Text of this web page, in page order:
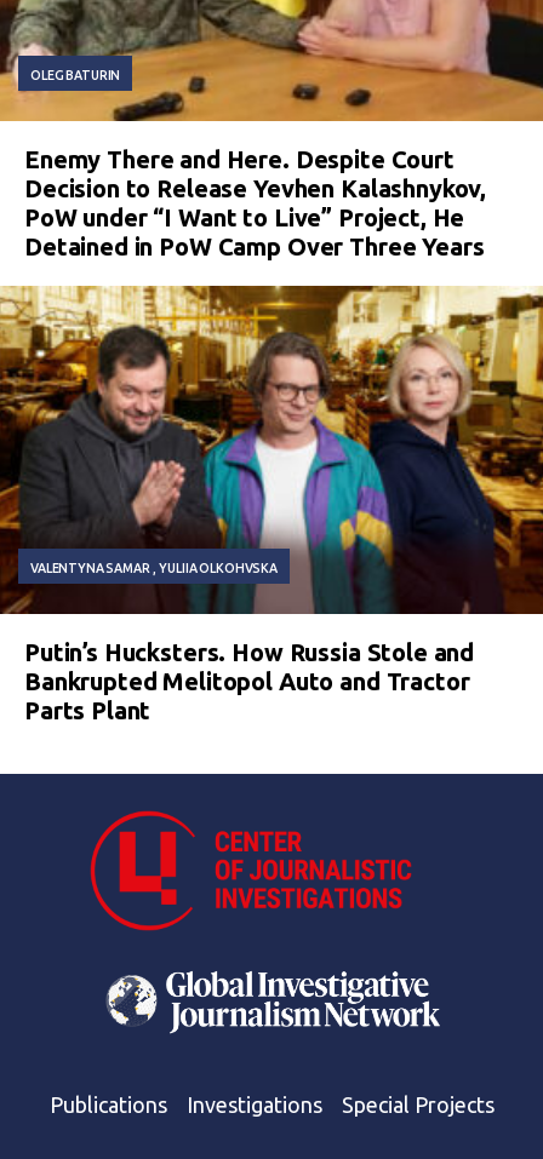
OLEG BATURIN
Enemy There and Here. Despite Court
Decision to Release Yevhen Kalashnykov,
PoW under “I Want to Live” Project, He
Detained in PoW Camp Over Three Years
VALENTYNA SAMAR YULIIA OLKOHVSKA
Putin’s Hucksters. How Russia Stole and
Bankrupted Melitopol Auto and Tractor
Parts Plant
Publications Investigations Special Projects